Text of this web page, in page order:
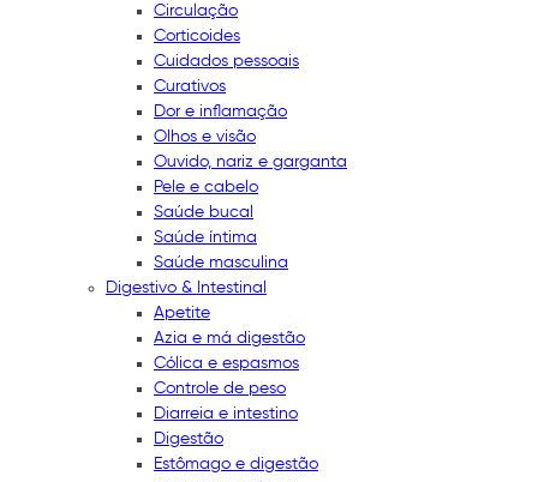
Circulação
Corticoides
Cuidados pessoais
Curativos
Dor e inflamação
Olhos e visão
Ouvido, nariz e garganta
Pele e cabelo
Saúde bucal
Saúde íntima
Saúde masculina
Digestivo & Intestinal
Apetite
Azia e má digestão
Cólica e espasmos
Controle de peso
Diarreia e intestino
Digestão
Estômago e digestão